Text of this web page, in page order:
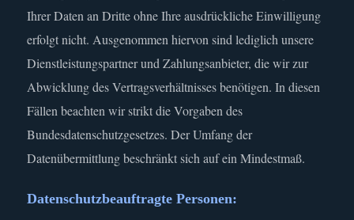
Ihrer Daten an Dritte ohne Ihre ausdrückliche Einwilligung
erfolgt nicht. Ausgenommen hiervon sind lediglich unsere
Dienstleistungspartner und Zahlungsanbieter, die wir zur
Abwicklung des Vertragsverhältnisses benötigen. In diesen
Fällen beachten wir strikt die Vorgaben des
Bundesdatenschutzgesetzes. Der Umfang der
Datenübermittlung beschränkt sich auf ein Mindestmaß.
Datenschutzbeauftragte Personen: